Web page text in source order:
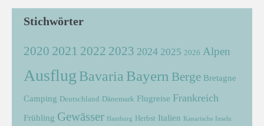
Stichwörter
2020 2021 2022 2023 2024 2025 2026 Alpen
Ausflug Bavaria Bayern Berge Bretagne
Camping Deutschland Dänemark Flugreise Frankreich
Frühling Gewässer Hamburg Herbst Italien Kanarische Inseln